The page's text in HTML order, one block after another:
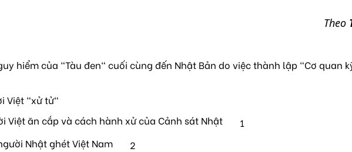
Theo
hiểm của "Tàu đen" cuối cùng đến Nhật Bản do việc thành lập "Cơ quan
Việt "xử tử"
Việt ăn cắp và cách hành xử của Cảnh sát Nhật
1
Nhật ghét Việt Nam
2